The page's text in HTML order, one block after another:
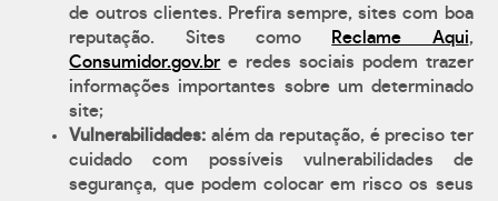
de outros clientes. Prefira sempre, sites com boa
reputação. Sites como
Reclame Aqui,
Consumidor.gov.br e redes sociais podem trazer
informações importantes sobre um determinado
site;
Vulnerabilidades: além da reputação, é preciso ter
cuidado com possíveis vulnerabilidades de
segurança, que podem colocar em risco os seus